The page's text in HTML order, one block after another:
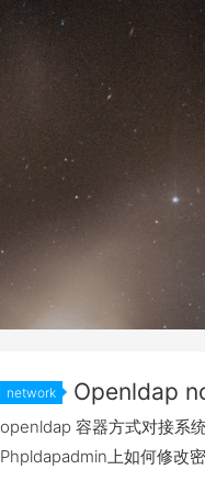
network
Openldap
using
openldap 容器方式对接系
Phpldapadmin上如何修改